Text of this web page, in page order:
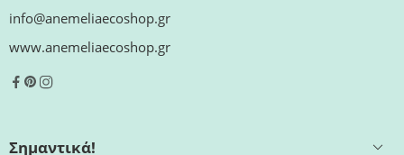
info@anemeliaecoshop.gr
www.anemeliaecoshop.gr
Σημαντικά!